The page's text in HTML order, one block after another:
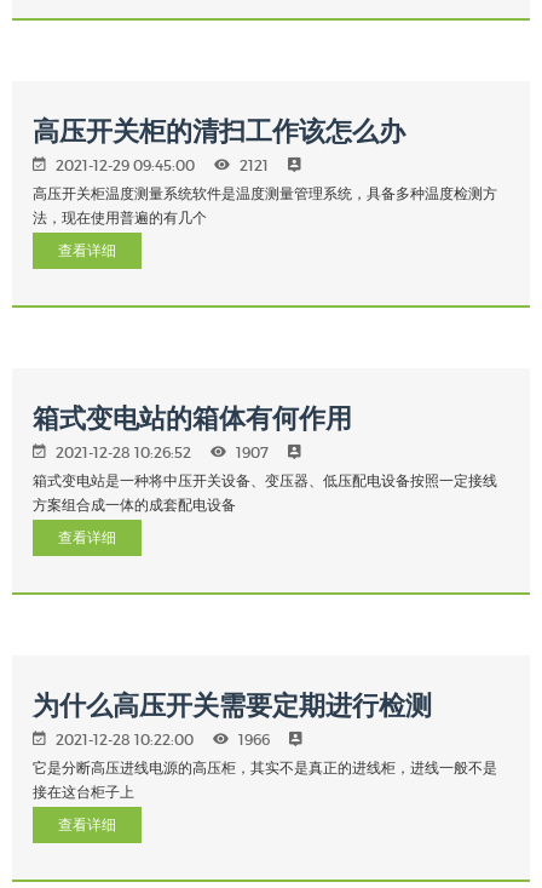
高压开关柜的清扫工作该怎么办
2021-12-29 09:45:00 2121
高压开关柜温度测量系统软件是温度测量管理系统，具备多种温度检测方
法，现在使用普遍的有几个
查看详细
箱式变电站的箱体有何作用
2021-12-28 10:26:52 1907
箱式变电站是一种将中压开关设备、变压器、低压配电设备按照一定接线
方案组合成一体的成套配电设备
查看详细
为什么高压开关需要定期进行检测
2021-12-28 10:22:00 1966
它是分断高压进线电源的高压柜，其实不是真正的进线柜，进线一般不是
接在这台柜子上
查看详细